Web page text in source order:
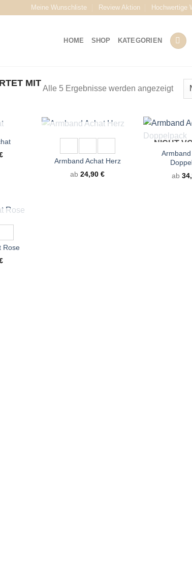
Meine Wunschliste Review Aktion Hochwertige
HOME SHOP KATEGORIEN
MITAlle 5 Ergebnisse werden angezeigtNach
+
NICHT VORRÄTIG
Armband Achat Herz
ab 24,90 €
NICHT
ab
Rose